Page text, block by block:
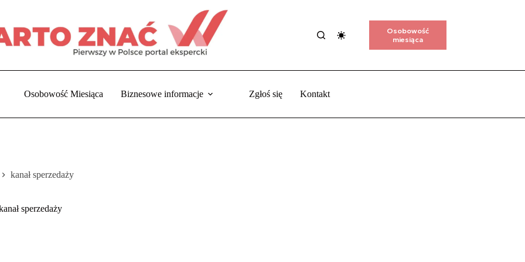
Osobowość
miesiąca
Osobowość Miesiąca Biznesowe informacje Zgłoś się Kontakt
kanał sperzedaży
sperzedaży